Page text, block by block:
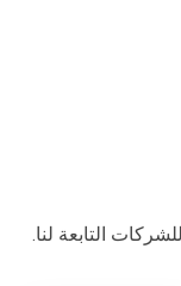
التابعة لنا.